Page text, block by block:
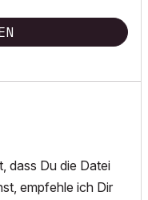
dass Du die Datei
empfehle ich Dir